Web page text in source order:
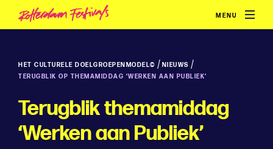
MENU
HET CULTURELE DOELGROEPENMODEL© / NIEUWS /
TERUGBLIK OP THEMAMIDDAG ‘WERKEN AAN PUBLIEK’
Terugblik themamiddag
‘Werken aan Publiek’